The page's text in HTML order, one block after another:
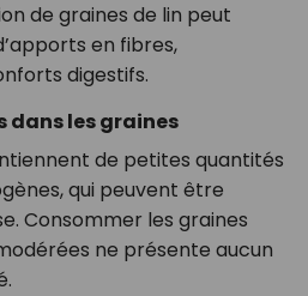
de graines de lin peut
en fibres,
digestifs.
dans les graines
de petites quantités
qui peuvent être
Consommer les graines
ne présente aucun